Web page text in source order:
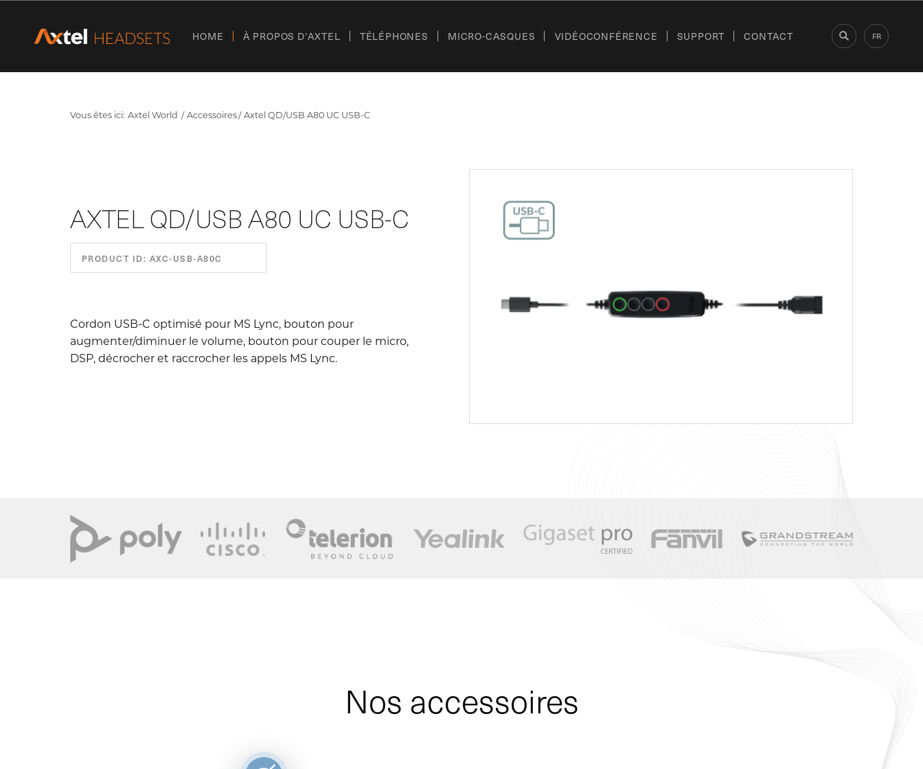
HOME À PROPOS D’AXTEL TÉLÉPHONES MICRO-CASQUES VIDÉOCONFÉRENCE SUPPORT CONTACT FR
Vous êtes ici: Axtel World Accessoires Axtel QD/USB A80 UC USB-C
AXTEL QD/USB A80 UC USB-C
PRODUCT ID: AXC-USB-A80C
Cordon USB-C optimisé pour MS Lync, bouton pour
augmenter/diminuer le volume, bouton pour couper le micro,
DSP, décrocher et raccrocher les appels MS Lync.
Nos accessoires